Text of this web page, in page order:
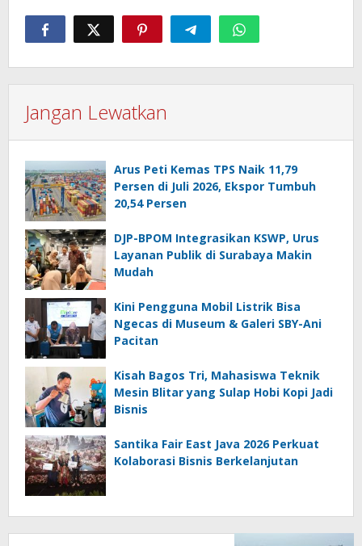
Jangan Lewatkan
Arus Peti Kemas TPS Naik 11,79
Persen di Juli 2026, Ekspor Tumbuh
20,54 Persen
DJP-BPOM Integrasikan KSWP, Urus
Layanan Publik di Surabaya Makin
Mudah
Kini Pengguna Mobil Listrik Bisa
Ngecas di Museum & Galeri SBY-Ani
Pacitan
Kisah Bagos Tri, Mahasiswa Teknik
Mesin Blitar yang Sulap Hobi Kopi Jadi
Bisnis
Santika Fair East Java 2026 Perkuat
Kolaborasi Bisnis Berkelanjutan